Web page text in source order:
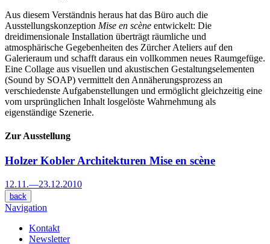
Aus diesem Verständnis heraus hat das Büro auch die
Ausstellungskonzeption Mise en scène entwickelt: Die
dreidimensionale Installation überträgt räumliche und
atmosphärische Gegebenheiten des Zürcher Ateliers auf den
Galerieraum und schafft daraus ein vollkommen neues Raumgefüge.
Eine Collage aus visuellen und akustischen Gestaltungselementen
(Sound by SOAP) vermittelt den Annäherungsprozess an
verschiedenste Aufgabenstellungen und ermöglicht gleichzeitig eine
vom ursprünglichen Inhalt losgelöste Wahrnehmung als
eigenständige Szenerie.
Zur Ausstellung
Holzer Kobler Architekturen Mise en scène
12.11.—23.12.2010
back
Navigation
Kontakt
Newsletter